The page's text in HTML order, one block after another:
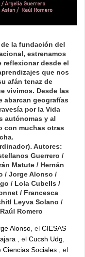
la fundación del
estrenamos
reflexionar desde el
que nos
afán tenaz de
vivimos. Desde las
abarcan geografías
por la Vida
autónomas y al
con muchas otras
Autores:
Guerrero /
Matute / Hernán
/ Jorge Alonso /
/ Lola Cubells /
/ Francesca
Leyva Solano /
Romero
Alonso, el CIESAS
, el Cucsh Udg
Sociales , el